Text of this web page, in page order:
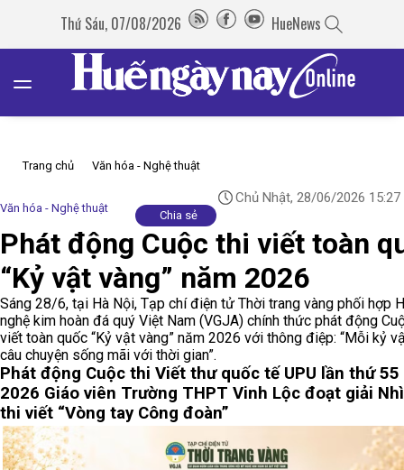
Thứ Sáu, 07/08/2026 HueNews
Trang chủ Văn hóa - Nghệ thuật
Văn hóa - Nghệ thuật
Chủ Nhật, 28/06/2026 15:27
Chia sẻ
Phát động Cuộc thi viết toàn
“Kỷ vật vàng” năm 2026
Sáng 28/6, tại Hà Nội, Tạp chí điện tử Thời trang vàng phối hợp
nghệ kim hoàn đá quý Việt Nam (VGJA) chính thức phát động
viết toàn quốc “Kỷ vật vàng” năm 2026 với thông điệp: “Mỗi kỷ
câu chuyện sống mãi với thời gian”.
Phát động Cuộc thi Viết thư quốc tế UPU lần thứ 55
2026 Giáo viên Trường THPT Vinh Lộc đoạt giải
thi viết “Vòng tay Công đoàn”